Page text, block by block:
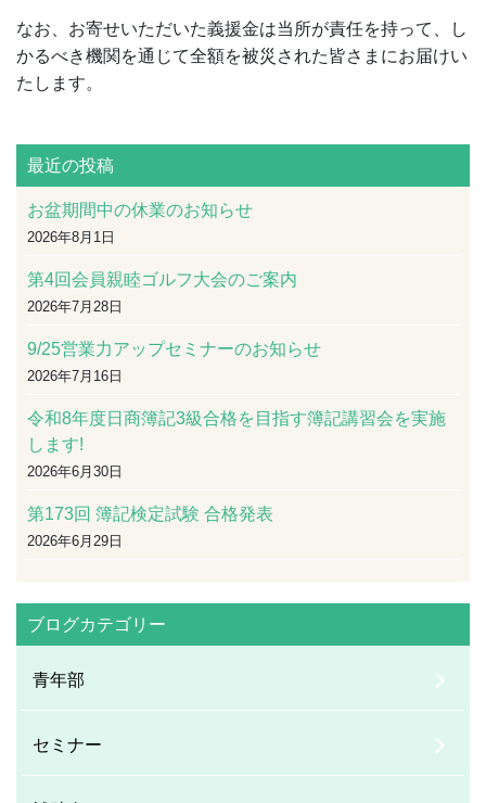
なお、お寄せいただいた義援金は当所が責任を持って、し
かるべき機関を通じて全額を被災された皆さまにお届けい
たします。
最近の投稿
お盆期間中の休業のお知らせ
2026年8月1日
第4回会員親睦ゴルフ大会のご案内
2026年7月28日
9/25営業力アップセミナーのお知らせ
2026年7月16日
令和8年度日商簿記3級合格を目指す簿記講習会を実施
します!
2026年6月30日
第173回 簿記検定試験 合格発表
2026年6月29日
ブログカテゴリー
青年部
セミナー